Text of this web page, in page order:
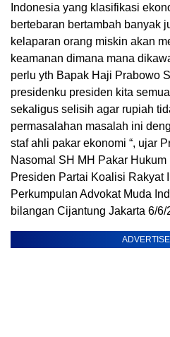
Indonesia yang klasifikasi
bertebaran bertambah banyak
kelaparan orang miskin akan
keamanan dimana mana
perlu yth Bapak Haji Prabowo
presidenku presiden kita
sekaligus selisih agar rupiah
permasalahan masalah ini
staf ahli pakar ekonomi “, ujar
Nasomal SH MH Pakar
Presiden Partai Koalisi Rakyat
Perkumpulan Advokat Muda
bilangan Cijantung Jakarta 6/